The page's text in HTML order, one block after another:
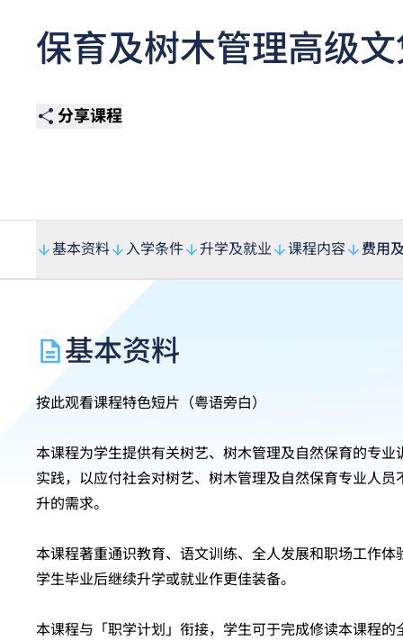
保育及树木管理高级
分享课程
基本资料 入学条件 升学及就业 课程内容 费用
基本资料
按此观看课程特色短片（粤语旁白）
本课程为学生提供有关树艺、树木管理及自然保育的专业
实践，以应付社会对树艺、树木管理及自然保育专业人员
升的需求。
本课程著重通识教育、语文训练、全人发展和职场工作体
学生毕业后继续升学或就业作更佳装备。
本课程与「职学计划」衔接，学生可于完成修读本课程的